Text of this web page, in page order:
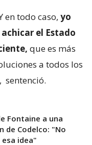
en todo caso, yo
el Estado
que es más
a todos los
sentenció.
Fontaine a una
de Codelco: "No
idea"